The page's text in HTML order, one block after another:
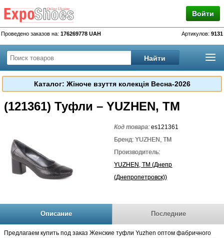
Войти
Проведено заказов на: 176269778 UAH Артикулов: 9131
Каталог: Жіноче взуття колекція Весна-2026
(121361) Туфли – YUZHEN, TM
Код товара:es121361
Бренд: YUZHEN, TM
Производитель:
YUZHEN, TM (Днепр
(Днепропетровск))
Описание Последние
Предлагаем купить под заказ Женские туфли Yuzhen оптом фабричного